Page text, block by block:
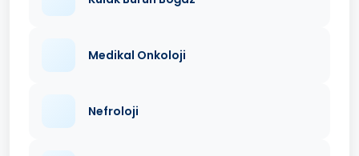
Medikal Onkoloji
Nefroloji